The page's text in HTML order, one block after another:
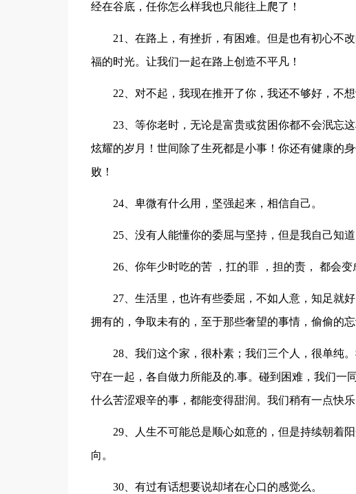
经在谷底，任你怎么样我也只能往上爬了！
21、在路上，有挫折，有困难。但是也有初心不
福的时光。让我们一起在路上创造不平凡！
22、对不起，我现在推开了你，我还不够好，不想
23、等你老时，无论是富贵或贫困你都不会泯忘
炫耀的岁月！世间除了生死都是小事！你还有健康的
败！
24、卑微有什么用，坚强起来，相信自己。
25、没有人能懂你的委屈与坚持，但是我自己知
26、你年少时吃的苦 ，扛的罪 ，担的责， 都会变
27、生活里，也许有些委屈，不如人意，知足就
拥有的，争取未有的，至于那些奢望的事情，偷偷的
28、我们这个家，很朴素；我们三个人，很单纯
守在一起，各自做力所能及的.事。碰到困难，我们一
什么苦涩艰辛的事，都能变得甜润。我们稍有一点
29、人生不可能总是顺心如意的，但是持续朝着
向。
30、有过有话想要说却堵在心口的感觉么。